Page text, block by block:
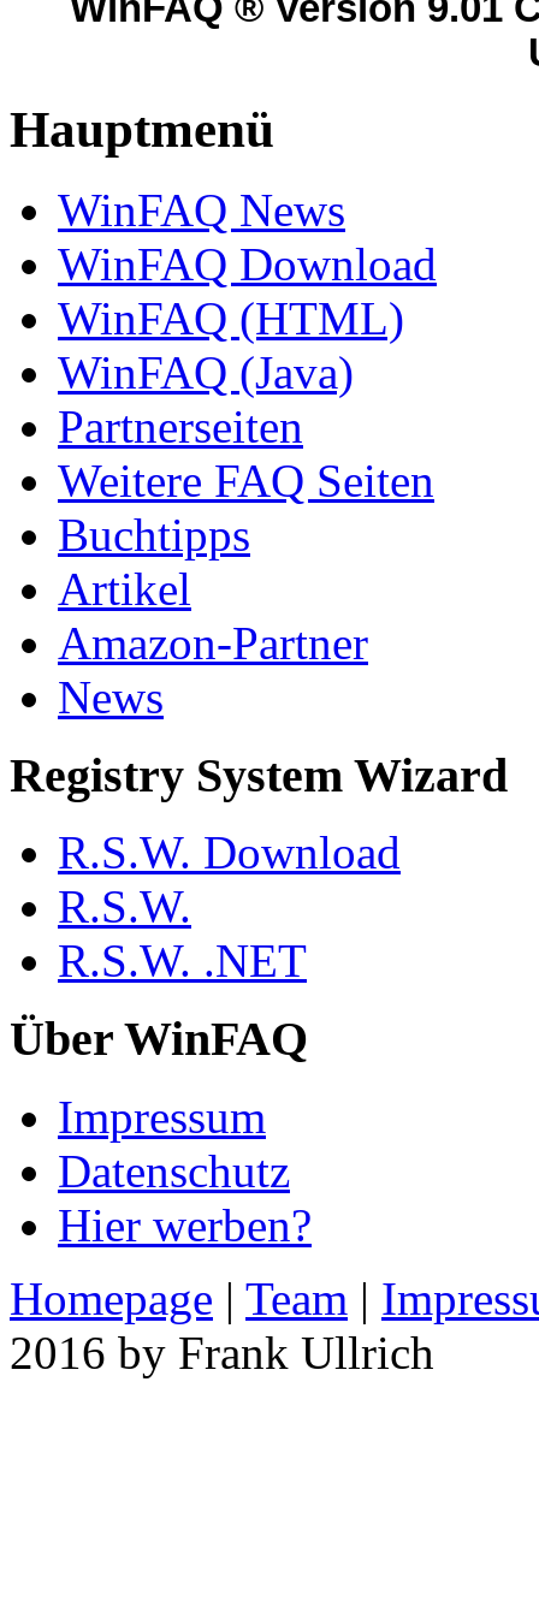
Hauptmenü
WinFAQ News
WinFAQ Download
WinFAQ (HTML)
WinFAQ (Java)
Partnerseiten
Weitere FAQ Seiten
Buchtipps
Artikel
Amazon-Partner
News
Registry System Wizard
R.S.W. Download
R.S.W.
R.S.W. .NET
Über WinFAQ
Impressum
Datenschutz
Hier werben?
Homepage | Team |
2016 by Frank Ullrich